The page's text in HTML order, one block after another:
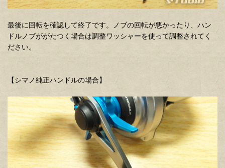
最後に回転を確認して終了です。ノブの回転が悪かったり、ハン
ドルノブががたつく場合は調整ワッシャーを使って調整されてく
ださい。
【シマノ純正ハンドルの場合】